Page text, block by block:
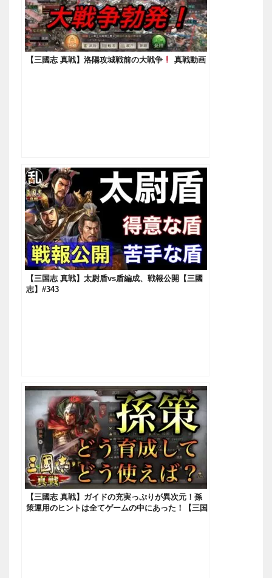
【三國志 真戦】洛陽攻城戦前の大戦争 真戦動画
【三国志 真戦】太尉盾vs盾編成、戦報公開【三國
志】#343
【三國志 真戦】ガイドの充実っぷりが異次元！孫
策運用のヒントは全てゲームの中にあった！【三国